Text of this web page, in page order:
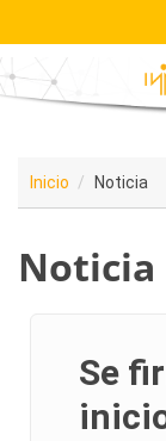
Pasar al contenido
Inicio Noticia
Noticia
Se